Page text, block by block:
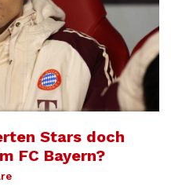
Stars doch
FC Bayern?